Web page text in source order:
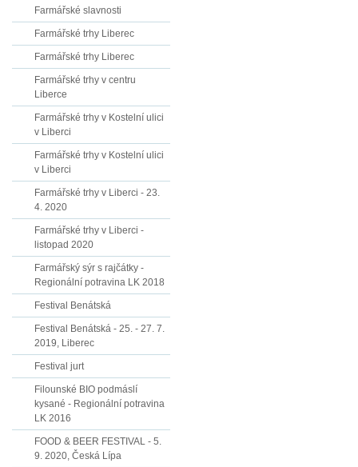
Farmářské slavnosti
Farmářské trhy Liberec
Farmářské trhy Liberec
Farmářské trhy v centru
Liberce
Farmářské trhy v Kostelní ulici
v Liberci
Farmářské trhy v Kostelní ulici
v Liberci
Farmářské trhy v Liberci - 23.
4. 2020
Farmářské trhy v Liberci -
listopad 2020
Farmářský sýr s rajčátky -
Regionální potravina LK 2018
Festival Benátská
Festival Benátská - 25. - 27. 7.
2019, Liberec
Festival jurt
Filounské BIO podmáslí
kysané - Regionální potravina
LK 2016
FOOD & BEER FESTIVAL - 5.
9. 2020, Česká Lípa